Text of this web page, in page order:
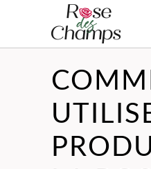
No products in the